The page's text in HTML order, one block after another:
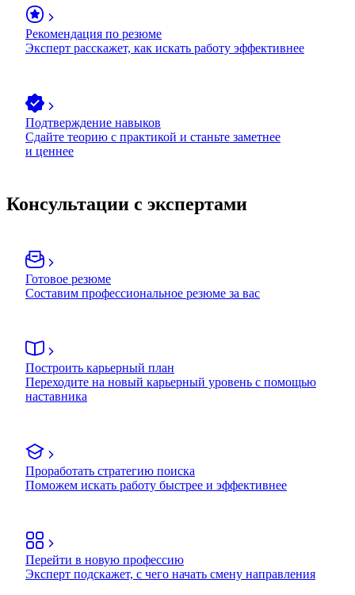
Рекомендация по резюме
Эксперт расскажет, как искать работу эффективнее
Подтверждение навыков
Сдайте теорию с практикой и станьте заметнее
и ценнее
Консультации с экспертами
Готовое резюме
Составим профессиональное резюме за вас
Построить карьерный план
Переходите на новый карьерный уровень с помощью
наставника
Проработать стратегию поиска
Поможем искать работу быстрее и эффективнее
Перейти в новую профессию
Эксперт подскажет, с чего начать смену направления